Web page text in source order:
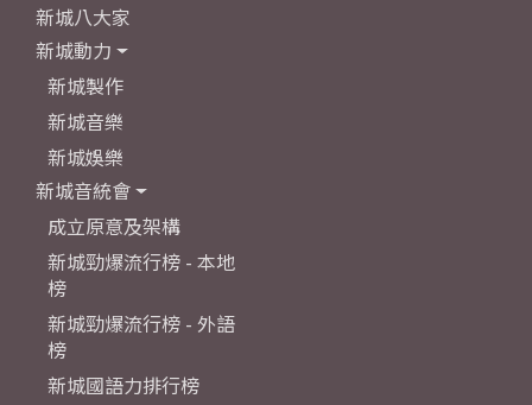
新城八大家
新城動力
新城製作
新城音樂
新城娛樂
新城音統會
成立原意及架構
新城勁爆流行榜 - 本地
榜
新城勁爆流行榜 - 外語
榜
新城國語力排行榜